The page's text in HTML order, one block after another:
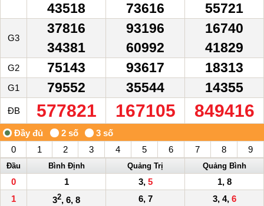
43518
73616
55721
G3
37816
34381
93196
60992
16740
41829
G2 75143 93617 18313
G1 79552 35544 14355
ĐB 577821 167105 849416
0 1 2 3 4 5 6 7 8 9
Đầu Bình Định Quảng Trị Quảng Bình
0 1 3, 5
1, 8
1
32, 6, 8 6, 7 3, 4, 6